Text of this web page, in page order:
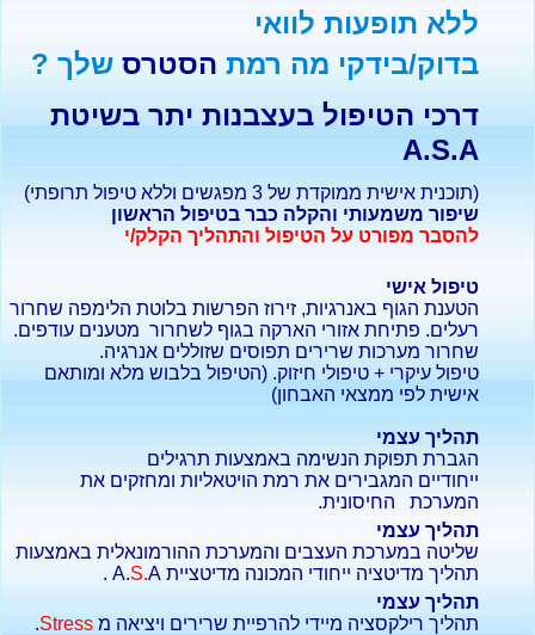
ללא תופעות לוואי
בדוק/בידקי מה רמת הסטרסשלך ?
דרכי הטיפול בעצבנות יתר בשיטת
A.S.A
(תוכנית אישית ממוקדת של 3 מפגשים וללא טיפול תרופתי)
שיפור משמעותי והקלה כבר בטיפול הראשון
להסבר מפורט על הטיפול והתהליך הקלק/י
טיפול אישי
הטענת הגוף באנרגיות, זירוז הפרשות בלוטת הלימפה שחרור
רעלים. פתיחת אזורי הארקה בגוף לשחרור מטענים עודפים.
שחרור מערכות שרירים תפוסים שזוללים אנרגיה.
טיפול עיקרי + טיפולי חיזוק. (הטיפול בלבוש מלא ומותאם
אישית לפי ממצאי האבחון)
תהליך עצמי
הגברת תפוקת הנשימה באמצעות תרגילים
ייחודיים המגבירים את רמת הויטאליות ומחזקים את
המערכת החיסונית.
תהליך עצמי
שליטה במערכת העצבים והמערכת ההורמונאלית באמצעות
תהליך מדיטציה ייחודי המכונה מדיטציית A.
S.A .
תהליך עצמי
תהליך רילקסציה מיידי להרפיית שרירים ויציאה מStress
.